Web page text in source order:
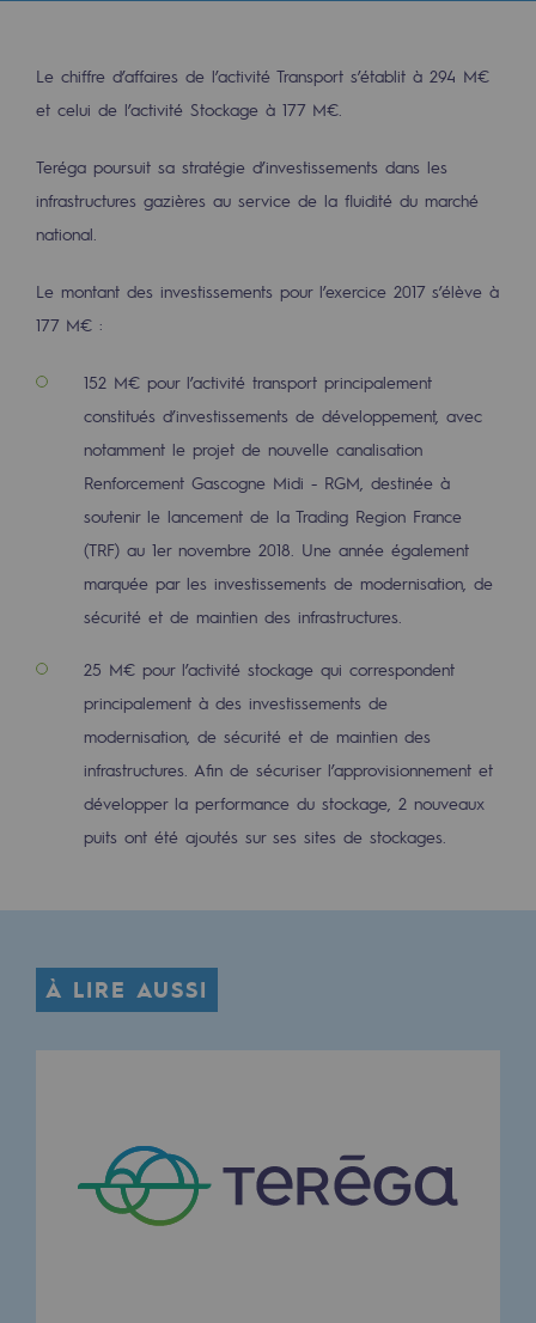
Gouvernance
Publications institutionnelles
Où nous trouver
Les énergies d'avenir
Notre vision
Gaz renouvelables et procédés durables
Gaz renouvelables et procédés
Pyrogazéification et gazéification
Méthanation
Captage de CO2
Nouveaux usages
Concertations CH4, H2 et CO2
Espace pédagogique
Espace pédagogique
2050 : un monde d’énergies
Objectif Hydrogène
Le Labo
Ambition RSE
Responsabilité environnementale
Le chiffre d’affaires de l’activité Transport s’établit à 294 M€
et celui de l’activité Stockage à 177 M€.
Teréga poursuit sa stratégie d’investissements dans les
infrastructures gazières au service de la fluidité du marché
national.
Le montant des investissements pour l’exercice 2017 s’élève à
177 M€ :
152 M€ pour l’activité transport principalement
constitués d’investissements de développement, avec
notamment le projet de nouvelle canalisation
Renforcement Gascogne Midi - RGM, destinée à
soutenir le lancement de la Trading Region France
(TRF) au 1er novembre 2018. Une année également
marquée par les investissements de modernisation, de
sécurité et de maintien des infrastructures.
25 M€ pour l’activité stockage qui correspondent
principalement à des investissements de
modernisation, de sécurité et de maintien des
infrastructures. Afin de sécuriser l’approvisionnement et
développer la performance du stockage, 2 nouveaux
puits ont été ajoutés sur ses sites de stockages.
À LIRE AUSSI